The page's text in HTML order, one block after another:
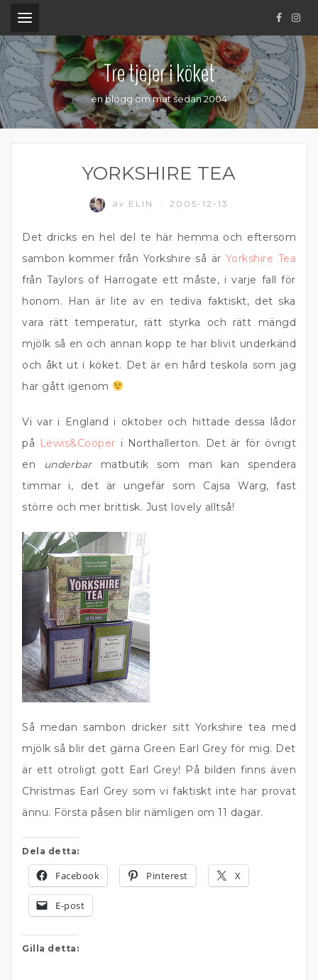
.
Tre tjejer i köket
en blogg om mat sedan 2004
YORKSHIRE TEA
av ELIN 2005-12-13
Det dricks en hel del te här hemma och eftersom
sambon kommer från Yorkshire så är Yorkshire Tea
från Taylors of Harrogate ett måste, i varje fall för
honom. Han är lite av en tediva faktiskt, det ska
vara rätt temperatur, rätt styrka och rätt mängd
mjölk så en och annan kopp te har blivit underkänd
och åkt ut i köket. Det är en hård teskola som jag
har gått igenom
Vi var i England i oktober och hittade dessa lådor
på Lewis&Cooper i Northallerton. Det är för övrigt
en
underbarmatbutik som man kan spendera
timmar i, det är ungefär som Cajsa Warg, fast
större och mer brittisk. Just lovely alltså!
Så medan sambon dricker sitt Yorkshire tea med
mjölk så blir det gärna Green Earl Grey för mig. Det
är ett otroligt gott Earl Grey! På bilden finns även
Christmas Earl Grey som vi faktiskt inte har provat
ännu. Första påsen blir nämligen om 11 dagar.
Dela detta:
Facebook Pinterest X
E-post
Gilla detta: